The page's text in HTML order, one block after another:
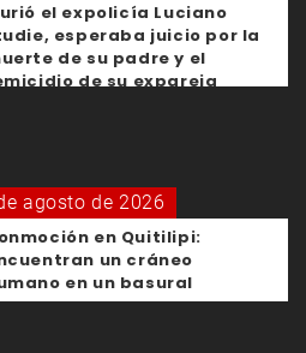
el expolicía Luciano
esperaba juicio por la
de su padre y el
de su expareja
agosto de 2026
en Quitilipi:
un cráneo
en un basural